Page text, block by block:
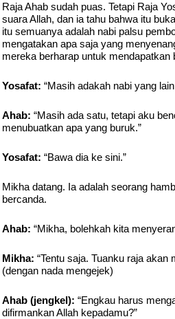
Raja Ahab sudah puas. Tetapi Raja
suara Allah, dan ia tahu bahwa itu
itu semuanya adalah nabi palsu
mengatakan apa saja yang
mereka berharap untuk mendapatkan
Yosafat: “Masih adakah nabi yang
Ahab: “Masih ada satu, tetapi aku
menubuatkan apa yang buruk.”
Yosafat: “Bawa dia ke sini.”
Mikha datang. Ia adalah seorang
bercanda.
Ahab: “Mikha, bolehkah kita
Mikha: “Tentu saja. Tuanku raja
(dengan nada mengejek)
Ahab (jengkel): “Engkau harus
difirmankan Allah kepadamu?”